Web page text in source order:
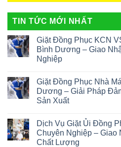
TIN TỨC MỚI NHẤT
Giặt Đồng Phục KCN
Bình Dương – Giao
Nghiệp
Giặt Đồng Phục Nhà
Dương – Giải Pháp
Sản Xuất
Dịch Vụ Giặt Ủi Đồng
Chuyên Nghiệp – Giao
Chất Lượng